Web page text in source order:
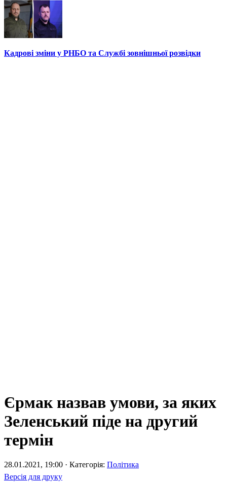
Кадрові зміни у РНБО та Службі зовнішньої розвідки
Єрмак назвав умови, за яких
Зеленський піде на другий
термін
28.01.2021, 19:00 · Категорія: Політика
Версія для друку